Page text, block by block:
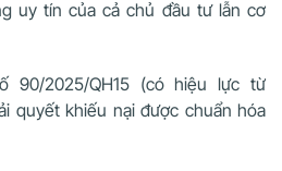
uy tín của cả chủ đầu tư lẫn cơ
90/2025/QH15 (có hiệu lực từ
quyết khiếu nại được chuẩn hóa